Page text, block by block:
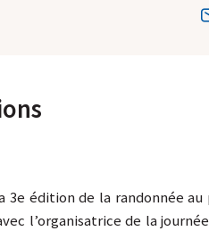
3e édition de la randonnée
l’organisatrice de la